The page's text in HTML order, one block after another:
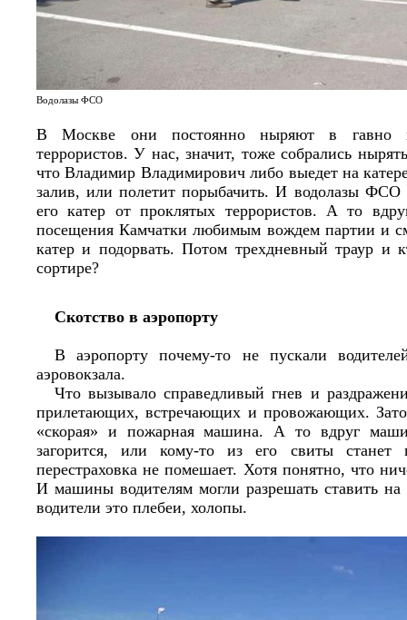
Водолазы ФСО
В Москве они постоянно ныряют в гавно
террористов. У нас, значит, тоже собрались
что Владимир Владимирович либо выедет на
залив, или полетит порыбачить. И водолазы ФСО
его катер от проклятых террористов. А то
посещения Камчатки любимым вождем партии и
катер и подорвать. Потом трехдневный траур и
сортире?
Скотство в аэропорту
В аэропорту почему-то не пускали
аэровокзала.
Что вызывало справедливый гнев и
прилетающих, встречающих и провожающих.
«скорая» и пожарная машина. А то вдруг
загорится, или кому-то из его свиты
перестраховка не помешает. Хотя понятно, что
И машины водителям могли разрешать ставить
водители это плебеи, холопы.